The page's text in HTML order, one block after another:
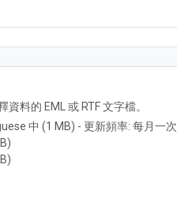
料的 EML 或 RTF 文字檔。
中 (1 MB) - 更新頻率: 每月一次